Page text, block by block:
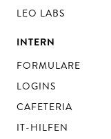
LEO LABS
INTERN
FORMULARE
LOGINS
CAFETERIA
IT-HILFEN